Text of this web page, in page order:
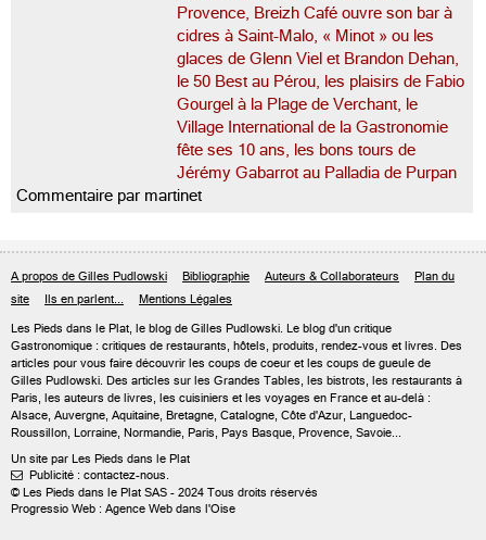
Provence, Breizh Café ouvre son bar à
cidres à Saint-Malo, « Minot » ou les
glaces de Glenn Viel et Brandon Dehan,
le 50 Best au Pérou, les plaisirs de Fabio
Gourgel à la Plage de Verchant, le
Village International de la Gastronomie
fête ses 10 ans, les bons tours de
Jérémy Gabarrot au Palladia de Purpan
Commentaire par martinet
A propos de Gilles Pudlowski Bibliographie Auteurs & Collaborateurs
Plan du
site
Ils en parlent... Mentions Légales
Les Pieds dans le Plat, le blog de Gilles Pudlowski. Le blog d'un critique
Gastronomique : critiques de restaurants, hôtels, produits, rendez-vous et livres. Des
articles pour vous faire découvrir les coups de coeur et les coups de gueule de
Gilles Pudlowski. Des articles sur les Grandes Tables, les bistrots, les restaurants à
Paris, les auteurs de livres, les cuisiniers et les voyages en France et au-delà :
Alsace, Auvergne, Aquitaine, Bretagne, Catalogne, Côte d'Azur, Languedoc-
Roussillon, Lorraine, Normandie, Paris, Pays Basque, Provence, Savoie...
Un site par Les Pieds dans le Plat
 Publicité : contactez-nous.
© Les Pieds dans le Plat SAS - 2024 Tous droits réservés
Progressio Web : Agence Web dans l'Oise